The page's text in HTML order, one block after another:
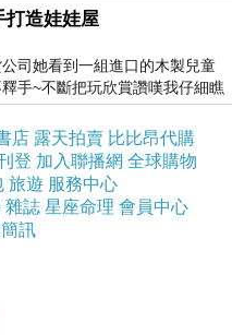
打造娃娃屋
司她看到一組進口的木製兒童
手~不斷把玩欣賞讚嘆我仔細瞧
店 露天拍賣 比比昂代購
登 加入聯播網 全球購物
旅遊 服務中心
雜誌 星座命理 會員中心
訊